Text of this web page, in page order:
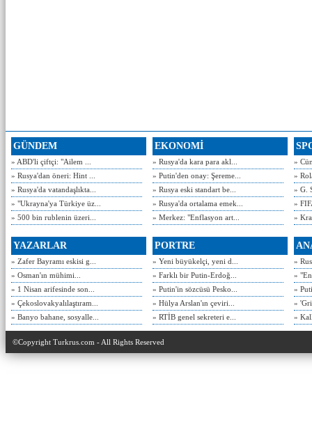
GÜNDEM
» ABD'li çiftçi: "Ailem ...
» Rusya'dan öneri: Hint ...
» Rusya'da vatandaşlıkta...
» "Ukrayna'ya Türkiye üz...
» 500 bin rublenin üzeri...
EKONOMİ
» Rusya'da kara para akl...
» Putin'den onay: Şereme...
» Rusya eski standart be...
» Rusya'da ortalama emek...
» Merkez: "Enflasyon art...
»
»
» G.
»
»
YAZARLAR
» Zafer Bayramı eskisi g...
» Osman'ın mühimi...
» 1 Nisan arifesinde son...
» Çekoslovakyalılaştıram...
» Banyo bahane, sosyalle...
PORTRE
» Yeni büyükelçi, yeni d...
» Farklı bir Putin-Erdoğ...
» Putin'in sözcüsü Pesko...
» Hülya Arslan'ın çeviri...
» RTİB genel sekreteri e...
»
»
»
»
»
©Copyright Turkrus.com - All Rights Reserved